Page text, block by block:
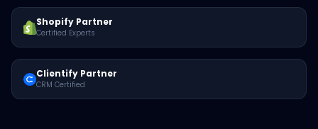
Shopify Partner
Certified Experts
Clientify Partner
CRM Certified